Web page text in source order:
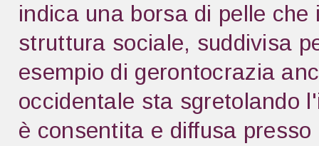
indica una borsa di pelle
struttura sociale, suddivisa
esempio di gerontocrazia
occidentale sta sgretolando
è consentita e diffusa